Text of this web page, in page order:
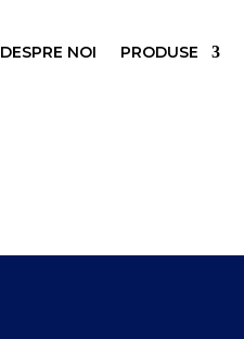
DESPRE NOI PRODUSE